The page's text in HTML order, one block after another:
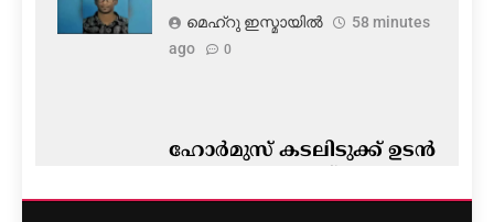
മെഹ്റു ഇസ്മായില്‍
58 minutes
ago
0
ഹോർമുസ് കടലിടുക്ക് ഉടൻ
ചർച്ചകൾ